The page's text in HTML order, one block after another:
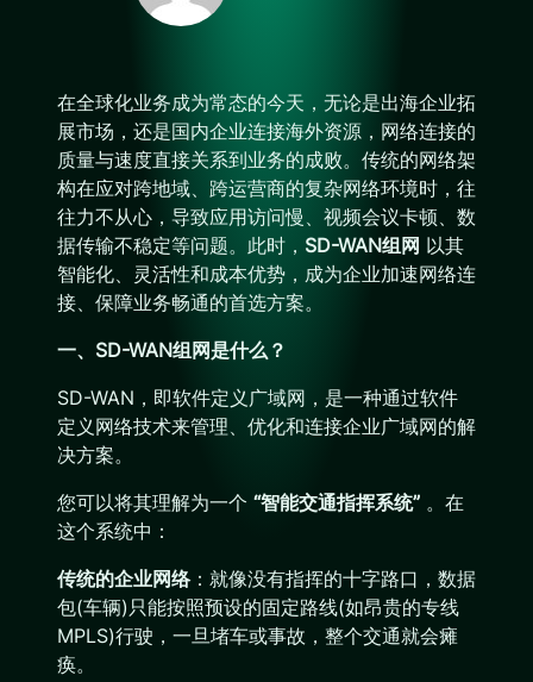
在全球化业务成为常态的今天，无论是出海企业拓
展市场，还是国内企业连接海外资源，网络连接的
质量与速度直接关系到业务的成败。传统的网络架
构在应对跨地域、跨运营商的复杂网络环境时，往
往力不从心，导致应用访问慢、视频会议卡顿、数
据传输不稳定等问题。此时， SD-WAN组网 以其
智能化、灵活性和成本优势，成为企业加速网络连
接、保障业务畅通的首选方案。
一、SD-WAN组网是什么？
SD-WAN，即软件定义广域网，是一种通过软件
定义网络技术来管理、优化和连接企业广域网的解
决方案。
您可以将其理解为一个 “智能交通指挥系统” 。在
这个系统中：
传统的企业网络：就像没有指挥的十字路口，数据
包(车辆)只能按照预设的固定路线(如昂贵的专线
MPLS)行驶，一旦堵车或事故，整个交通就会瘫
痪。